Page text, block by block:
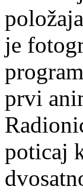
je
prvi
poticaj